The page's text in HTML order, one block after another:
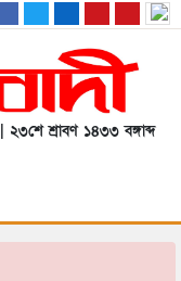
শ্রাবণ ১৪৩৩ বঙ্গাব্দ